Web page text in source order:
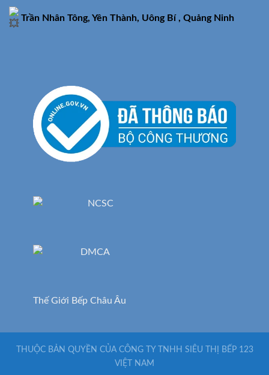
Trần Nhân Tông, Yên Thành, Uông Bí , Quảng Ninh
Thế Giới Bếp Châu Âu
THUỘC BẢN QUYỀN CỦA CÔNG TY TNHH SIÊU THỊ BẾP 123
VIỆT NAM